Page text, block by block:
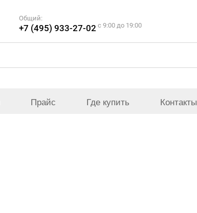
Общий:
+7 (495) 933-27-02 c 9:00 до 19:00
Прайс Где купить Контакты